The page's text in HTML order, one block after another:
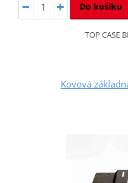
Do košíku
TOP CASE
Kovová